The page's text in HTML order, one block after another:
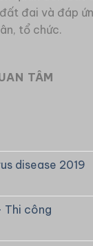
đai và đáp
tổ chức.
TÂM
disease 2019
Thi công